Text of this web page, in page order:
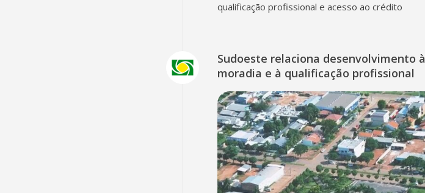
qualificação profissional e acesso ao crédito
Sudoeste relaciona desenvolvimento à
moradia e à qualificação profissional